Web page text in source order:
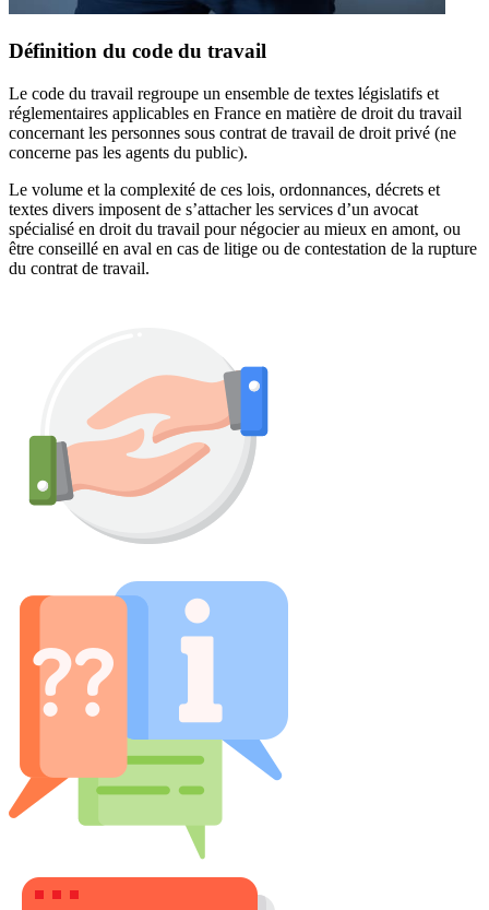
Définition du code du travail
Le code du travail regroupe un ensemble de textes législatifs et
réglementaires applicables en France en matière de droit du travail
concernant les personnes sous contrat de travail de droit privé (ne
concerne pas les agents du public).
Le volume et la complexité de ces lois, ordonnances, décrets et
textes divers imposent de s’attacher les services d’un avocat
spécialisé en droit du travail pour négocier au mieux en amont, ou
être conseillé en aval en cas de litige ou de contestation de la rupture
du contrat de travail.